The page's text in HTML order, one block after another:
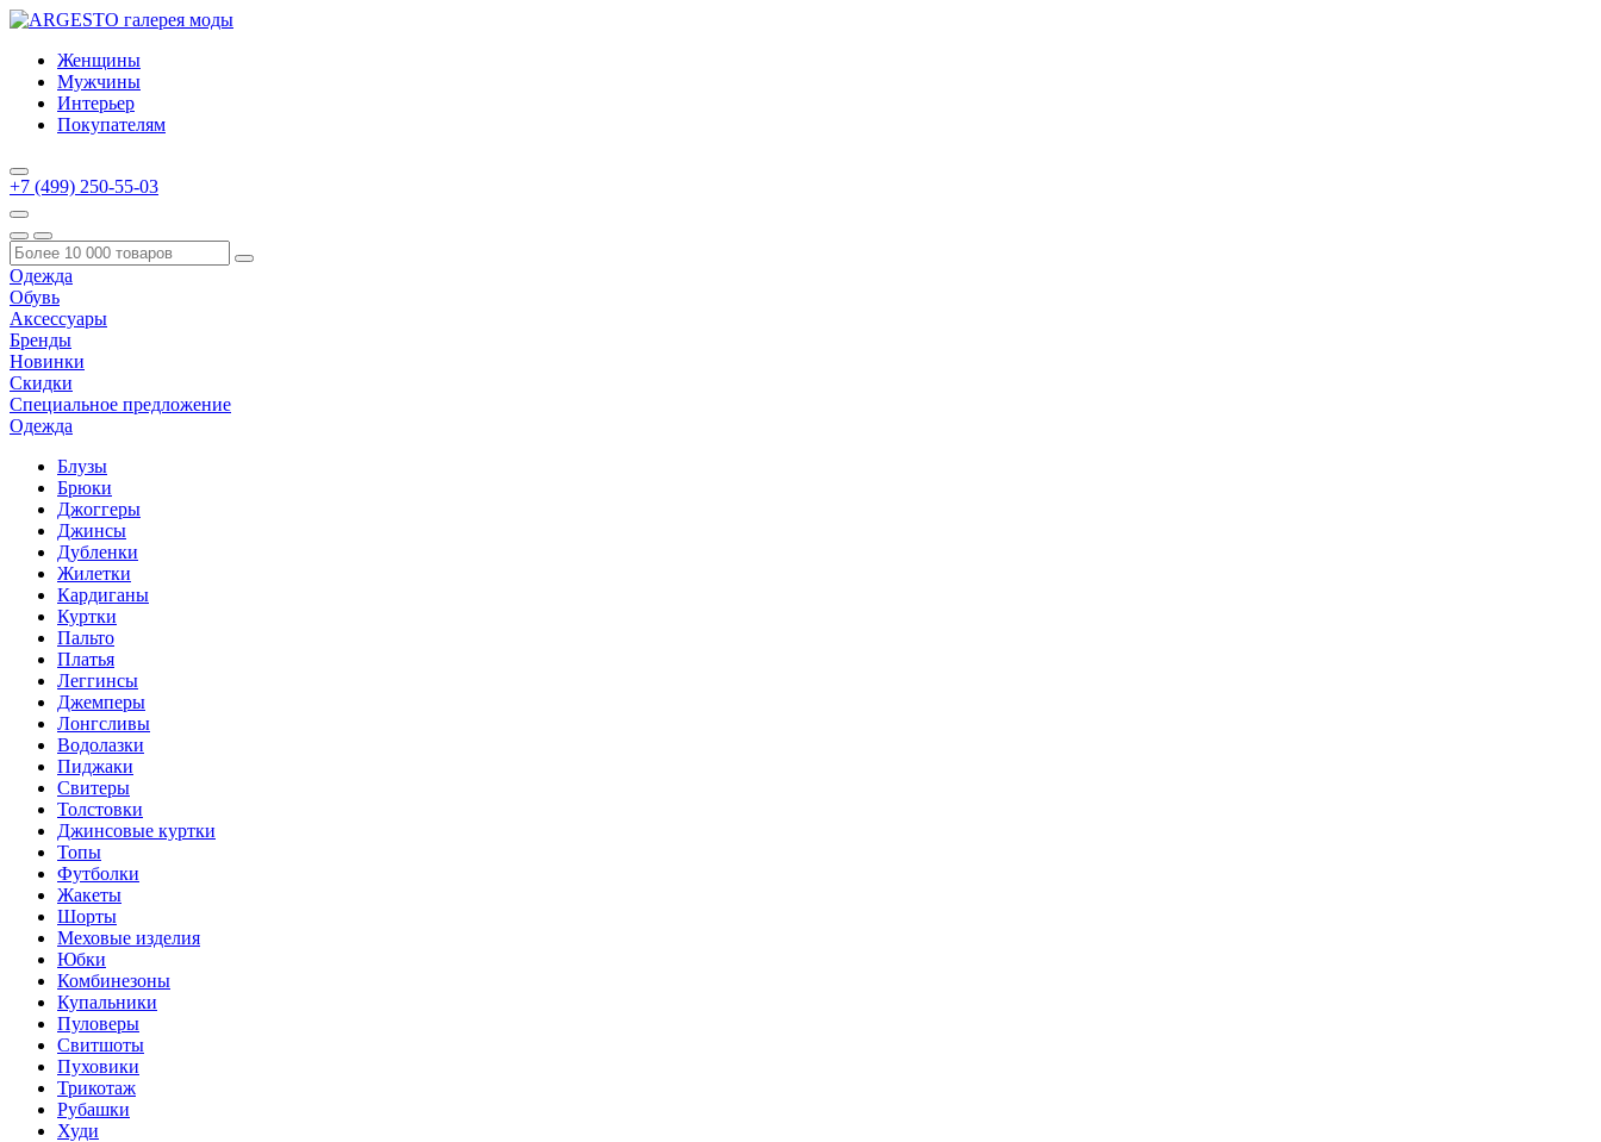
Женщины
Мужчины
Интерьер
Покупателям
+7 (499) 250-55-03
Одежда
Обувь
Аксессуары
Бренды
Новинки
Скидки
Специальное предложение
Одежда
Блузы
Брюки
Джоггеры
Джинсы
Дубленки
Жилетки
Кардиганы
Куртки
Пальто
Платья
Леггинсы
Джемперы
Лонгсливы
Водолазки
Пиджаки
Свитеры
Толстовки
Джинсовые куртки
Топы
Футболки
Жакеты
Шорты
Меховые изделия
Юбки
Комбинезоны
Купальники
Пуловеры
Свитшоты
Пуховики
Трикотаж
Рубашки
Худи